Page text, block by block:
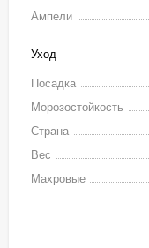
Ампели
Уход
Посадка
Морозостойкость
Страна
Вес
Махровые